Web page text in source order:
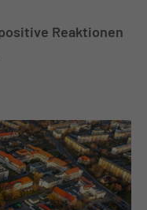
Reaktionen